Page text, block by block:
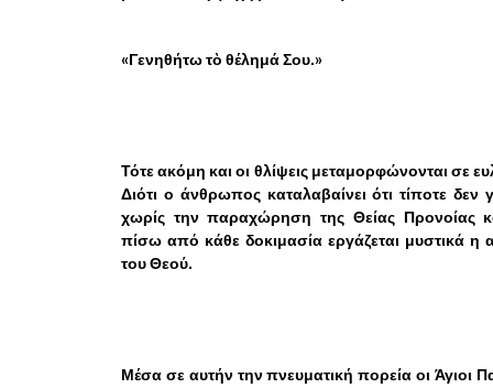
«Γενηθήτω τὸ θέλημά Σου.»
Τότε ακόμη και οι θλίψεις μεταμορφώνονται σε
Διότι ο άνθρωπος καταλαβαίνει ότι τίποτε δεν
χωρίς την παραχώρηση της Θείας Προνοίας
πίσω από κάθε δοκιμασία εργάζεται μυστικά η
του Θεού.
Μέσα σε αυτήν την πνευματική πορεία οι Άγιοι